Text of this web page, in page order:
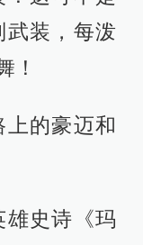
刷完从远古
熟能详的
5年，跑遍